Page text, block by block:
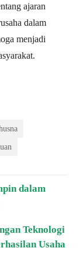
ajaran
dalam
menjadi
dalam
Teknologi
Usaha